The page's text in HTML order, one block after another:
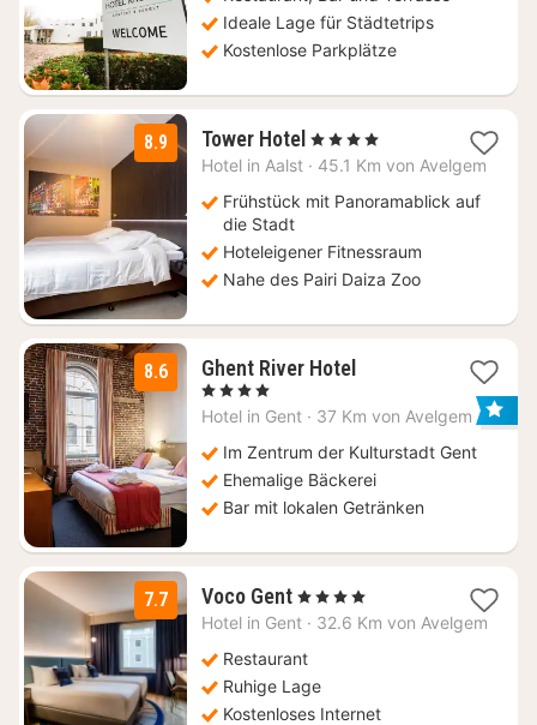
Ideale Lage für Städtetrips
Kostenlose Parkplätze
8.9 Tower Hotel 1
Nacht
100
, 4 Sterne
Hotel in Aalst · 45.1 Km von Avelgem
Frühstück mit Panoramablick auf
die Stadt
Hoteleigener Fitnessraum
Nahe des Pairi Daiza Zoo
8.6 Ghent River Hotel1
ab
€
, 4 Sterne
Hotel in Gent · 37 Km von Avelgem
Im Zentrum der Kulturstadt Gent
Ehemalige Bäckerei
Bar mit lokalen Getränken
7.7 Voco Gent1
Nacht
99
€
, 4 Sterne
Hotel in Gent · 32.6 Km von Avelgem
Restaurant
Ruhige Lage
Kostenloses Internet